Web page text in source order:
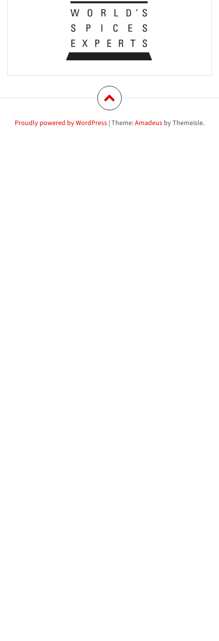
Proudly powered by WordPress | Theme:Amadeus by Themeisle.